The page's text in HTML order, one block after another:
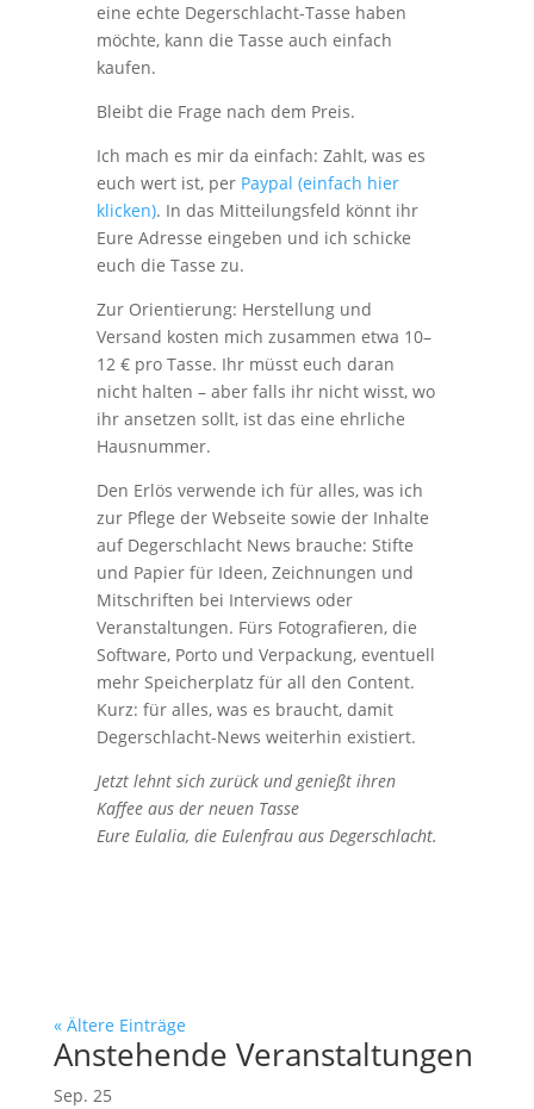
eine echte Degerschlacht-Tasse haben
möchte, kann die Tasse auch einfach
kaufen.
Bleibt die Frage nach dem Preis.
Ich mach es mir da einfach: Zahlt, was es
euch wert ist, per Paypal (einfach hier
klicken). In das Mitteilungsfeld könnt ihr
Eure Adresse eingeben und ich schicke
euch die Tasse zu.
Zur Orientierung: Herstellung und
Versand kosten mich zusammen etwa 10–
12 € pro Tasse. Ihr müsst euch daran
nicht halten – aber falls ihr nicht wisst, wo
ihr ansetzen sollt, ist das eine ehrliche
Hausnummer.
Den Erlös verwende ich für alles, was ich
zur Pflege der Webseite sowie der Inhalte
auf Degerschlacht News brauche: Stifte
und Papier für Ideen, Zeichnungen und
Mitschriften bei Interviews oder
Veranstaltungen. Fürs Fotografieren, die
Software, Porto und Verpackung, eventuell
mehr Speicherplatz für all den Content.
Kurz: für alles, was es braucht, damit
Degerschlacht-News weiterhin existiert.
Jetzt lehnt sich zurück und genießt ihren
Kaffee aus der neuen Tasse
Eure Eulalia, die Eulenfrau aus Degerschlacht.
« Ältere Einträge
Anstehende Veranstaltungen
Sep. 25